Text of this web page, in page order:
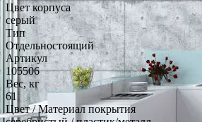
Цвет корпуса
серый
Тип
Отдельностоящий
Артикул
105506
Вес, кг
61
Цвет / Материал покрытия